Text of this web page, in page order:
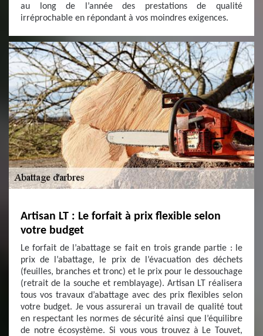
au long de l’année des prestations de qualité
irréprochable en répondant à vos moindres exigences.
Artisan LT : Le forfait à prix flexible selon
votre budget
Le forfait de l’abattage se fait en trois grande partie : le
prix de l’abattage, le prix de l’évacuation des déchets
(feuilles, branches et tronc) et le prix pour le dessouchage
(retrait de la souche et remblayage). Artisan LT réalisera
tous vos travaux d’abattage avec des prix flexibles selon
votre budget. Je vous assurerai un travail de qualité tout
en respectant les normes de sécurité ainsi que l’équilibre
de notre écosystème. Si vous vous trouvez à Le Touvet,